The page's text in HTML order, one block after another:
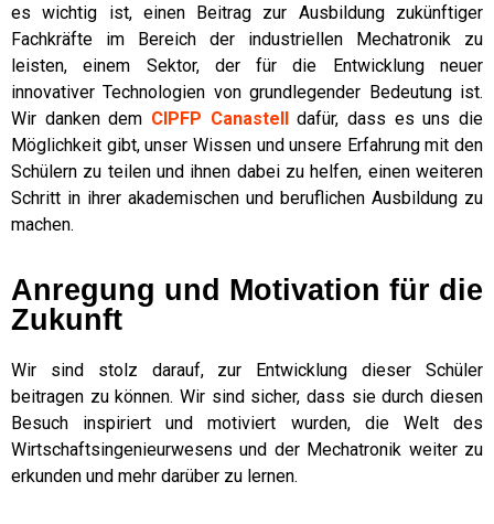
es wichtig ist, einen Beitrag zur Ausbildung zukünftiger
Fachkräfte im Bereich der industriellen Mechatronik zu
leisten, einem Sektor, der für die Entwicklung neuer
innovativer Technologien von grundlegender Bedeutung ist.
Wir danken dem CIPFP Canastelldafür, dass es uns die
Möglichkeit gibt, unser Wissen und unsere Erfahrung mit den
Schülern zu teilen und ihnen dabei zu helfen, einen weiteren
Schritt in ihrer akademischen und beruflichen Ausbildung zu
machen.
Anregung und Motivation für die
Zukunft
Wir sind stolz darauf, zur Entwicklung dieser Schüler
beitragen zu können. Wir sind sicher, dass sie durch diesen
Besuch inspiriert und motiviert wurden, die Welt des
Wirtschaftsingenieurwesens und der Mechatronik weiter zu
erkunden und mehr darüber zu lernen.